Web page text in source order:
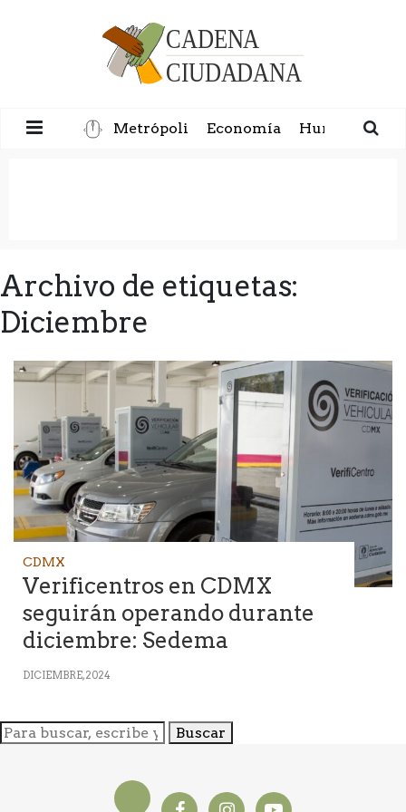
Metrópoli Economía Humanidad
Archivo de etiquetas:
Diciembre
CDMX
Verificentros en CDMX
seguirán operando durante
diciembre: Sedema
DICIEMBRE, 2024
Buscar